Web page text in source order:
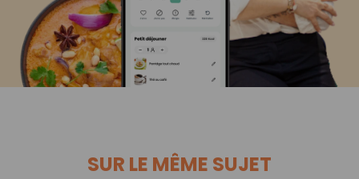
SUR LE MÊME SUJET